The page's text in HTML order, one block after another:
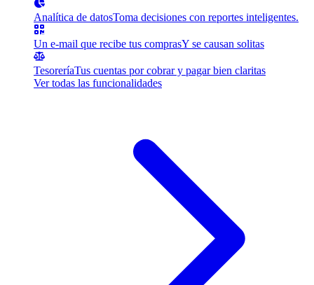
Analítica de datosToma decisiones con reportes inteligentes.
Un e-mail que recibe tus comprasY se causan solitas
TesoreríaTus cuentas por cobrar y pagar bien claritas
Ver todas las funcionalidades